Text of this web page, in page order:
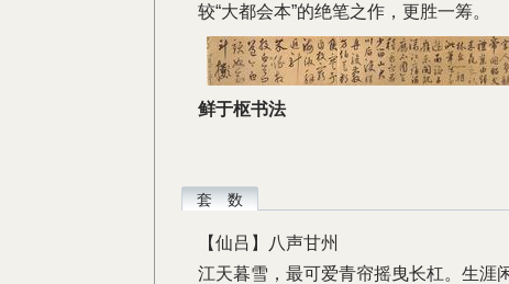
较“大都会本”的绝笔之作，更胜一筹。
鲜于枢书法
套 数
【仙吕】八声甘州
江天暮雪，最可爱青帘摇曳长杠。生涯